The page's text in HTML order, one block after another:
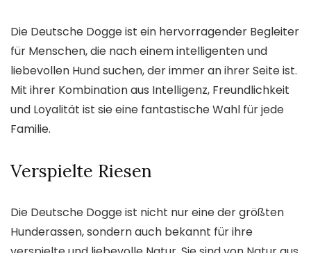
Die Deutsche Dogge ist ein hervorragender Begleiter
für Menschen, die nach einem intelligenten und
liebevollen Hund suchen, der immer an ihrer Seite ist.
Mit ihrer Kombination aus Intelligenz, Freundlichkeit
und Loyalität ist sie eine fantastische Wahl für jede
Familie.
Verspielte Riesen
Die Deutsche Dogge ist nicht nur eine der größten
Hunderassen, sondern auch bekannt für ihre